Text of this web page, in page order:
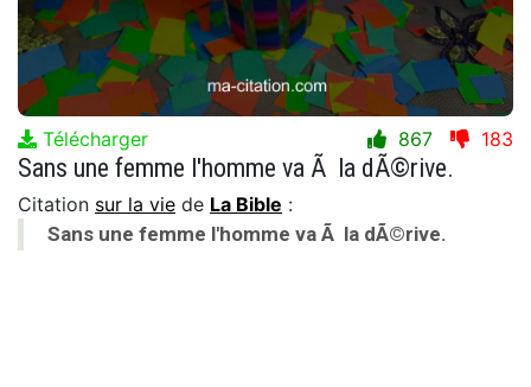
Télécharger 867 183
Sans une femme l'homme va Ã la dÃ©rive.
Citation sur la vie de La Bible :
Sans une femme l'homme va Ã la dÃ©rive.